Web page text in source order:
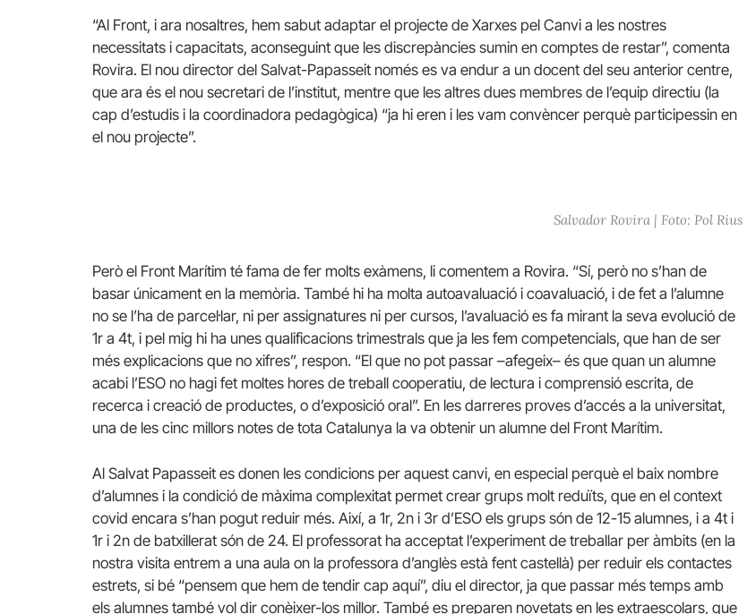
“Al Front, i ara nosaltres, hem sabut adaptar el projecte de Xarxes pel Canvi a les nostres
necessitats i capacitats, aconseguint que les discrepàncies sumin en comptes de restar”, comenta
Rovira. El nou director del Salvat-Papasseit només es va endur a un docent del seu anterior centre,
que ara és el nou secretari de l’institut, mentre que les altres dues membres de l’equip directiu (la
cap d’estudis i la coordinadora pedagògica) “ja hi eren i les vam convèncer perquè participessin en
el nou projecte”.
Salvador Rovira | Foto: Pol Rius
Però el Front Marítim té fama de fer molts exàmens, li comentem a Rovira. “Sí, però no s’han de
basar únicament en la memòria. També hi ha molta autoavaluació i coavaluació, i de fet a l’alumne
no se l’ha de parcel·lar, ni per assignatures ni per cursos, l’avaluació es fa mirant la seva evolució de
1r a 4t, i pel mig hi ha unes qualificacions trimestrals que ja les fem competencials, que han de ser
més explicacions que no xifres”, respon. “El que no pot passar –afegeix– és que quan un alumne
acabi l’ESO no hagi fet moltes hores de treball cooperatiu, de lectura i comprensió escrita, de
recerca i creació de productes, o d’exposició oral”. En les darreres proves d’accés a la universitat,
una de les cinc millors notes de tota Catalunya la va obtenir un alumne del Front Marítim.
Al Salvat Papasseit es donen les condicions per aquest canvi, en especial perquè el baix nombre
d’alumnes i la condició de màxima complexitat permet crear grups molt reduïts, que en el context
covid encara s’han pogut reduir més. Així, a 1r, 2n i 3r d’ESO els grups són de 12-15 alumnes, i a 4t i
1r i 2n de batxillerat són de 24. El professorat ha acceptat l’experiment de treballar per àmbits (en la
nostra visita entrem a una aula on la professora d’anglès està fent castellà) per reduir els contactes
estrets, si bé “pensem que hem de tendir cap aquí”, diu el director, ja que passar més temps amb
els alumnes també vol dir conèixer-los millor. També es preparen novetats en les extraescolars, que